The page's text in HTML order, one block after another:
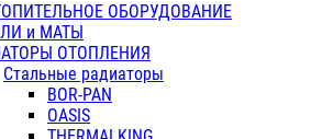
ОБОРУДОВАНИЕ
и МАТЫ
ОТОПЛЕНИЯ
Стальные радиаторы
BOR-PAN
OASIS